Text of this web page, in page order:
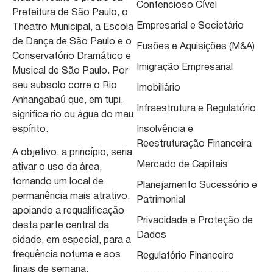
Prefeitura de São Paulo, o
Theatro Municipal, a Escola
de Dança de São Paulo e o
Conservatório Dramático e
Musical de São Paulo. Por
seu subsolo corre o Rio
Anhangabaú que, em tupi,
significa rio ou água do mau
espírito.
A objetivo, a princípio, seria
ativar o uso da área,
tornando um local de
permanência mais atrativo,
apoiando a requalificação
desta parte central da
cidade, em especial, para a
frequência noturna e aos
finais de semana.
Contencioso Cível
Empresarial e Societário
Fusões e Aquisições (M&A)
Imigração Empresarial
Imobiliário
Infraestrutura e Regulatório
Insolvência e
Reestruturação Financeira
Mercado de Capitais
Planejamento Sucessório e
Patrimonial
Privacidade e Proteção de
Dados
Regulatório Financeiro